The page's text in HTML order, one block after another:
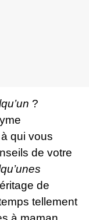
?
à qui vous
de votre
de
tellement